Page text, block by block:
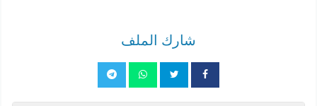
شارك الملف